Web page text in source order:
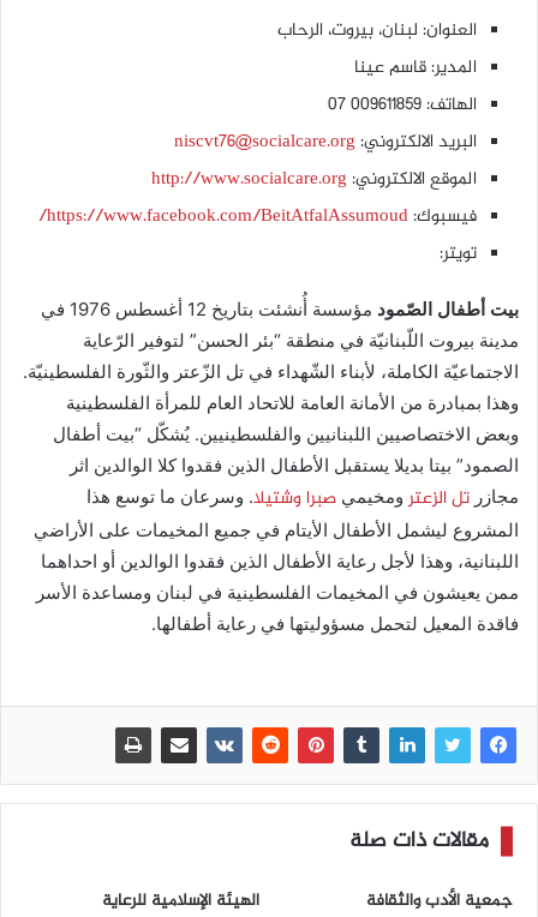
العنوان: لبنان، بيروت، الرحاب
المدير: قاسم عينا
الهاتف: 009611859 07
البريد الالكتروني:niscvt76@socialcare.org
الموقع الالكتروني:http://www.socialcare.org
فيسبوك:https://www.facebook.com/BeitAtfalAssumoud/
تويتر:
بيت أطفال الصّمود
مؤسسة أُنشئت بتاريخ 12 أغسطس 1976 في
مدينة بيروت اللّبنانيّة في منطقة “بئر الحسن” لتوفير الرّعاية
الاجتماعيّة الكاملة، لأبناء الشّهداء في تل الزّعتر والثّورة الفلسطينيّة.
وهذا بمبادرة من الأمانة العامة للاتحاد العام للمرأة الفلسطينية
وبعض الاختصاصيين اللبنانيين والفلسطينيين. يُشكّل “بيت أطفال
الصمود” بيتا بديلا يستقبل الأطفال الذين فقدوا كلا الوالدين اثر
مجازر تل الزعتر ومخيمي صبرا وشتيلا. وسرعان ما توسع هذا
المشروع ليشمل الأطفال الأيتام في جميع المخيمات على الأراضي
اللبنانية، وهذا لأجل رعاية الأطفال الذين فقدوا الوالدين أو احداهما
ممن يعيشون في المخيمات الفلسطينية في لبنان ومساعدة الأسر
فاقدة المعيل لتحمل مسؤوليتها في رعاية أطفالها.
مقالات ذات صلة
جمعية الأدب والثقافة الهيئة الإسلامية للرعاية